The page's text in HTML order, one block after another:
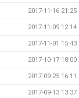
2017-11-16 21:25
2017-11-09 12:14
2017-11-01 15:43
2017-10-17 18:00
2017-09-25 16:11
2017-09-13 13:37